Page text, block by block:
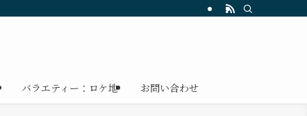
バラエティー：ロケ地 お問い合わせ